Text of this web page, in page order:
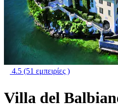
4.5 (51 εμπειρίες )
Villa del